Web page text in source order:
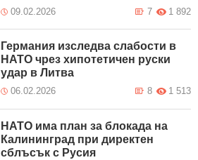
09.02.2026 1 892
7
Германия изследва слабости в
НАТО чрез хипотетичен руски
удар в Литва
06.02.2026 1 513
8
НАТО има план за блокада на
Калининград при директен
сблъсък с Русия